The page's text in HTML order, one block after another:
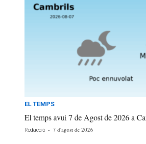
EL TEMPS
El temps avui 7 de Agost de 2026 a
Redacció - 7 d'agost de 2026